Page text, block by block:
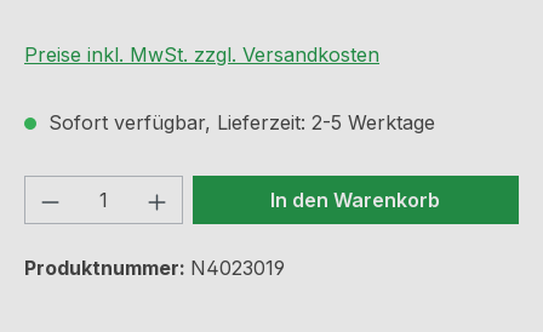
Preise inkl. MwSt. zzgl. Versandkosten
Sofort verfügbar, Lieferzeit: 2-5 Werktage
Produkt Anzahl: Gib denIn den Warenkorb
Produktnummer: N4023019